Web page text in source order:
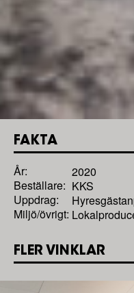
FAKTA
År:
2020
Beställare: KKS
Uppdrag:
Miljö/övrigt:
FLER VINKLAR